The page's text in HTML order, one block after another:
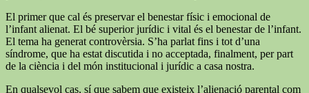
El primer que cal és preservar el benestar físic i emocional de
l’infant alienat. El bé superior jurídic i vital és el benestar de l’infant.
El tema ha generat controvèrsia. S’ha parlat fins i tot d’una
síndrome, que ha estat discutida i no acceptada, finalment, per part
de la ciència i del món institucional i jurídic a casa nostra.
En qualsevol cas, sí que sabem que existeix l’alienació parental com